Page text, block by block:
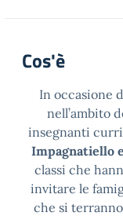
Cos'è
In occasione
nell’ambito
insegnanti
Impagnatiello
classi che
invitare le
che si